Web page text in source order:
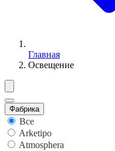
Главная
Освещение
Фабрика
Все
Arketipo
Atmosphera